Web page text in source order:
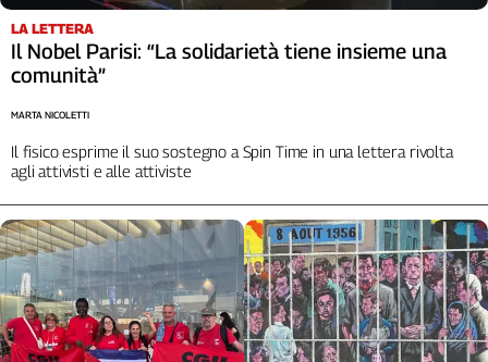
LA LETTERA
Il Nobel Parisi: “La solidarietà tiene insieme una
comunità”
Il fisico esprime il suo sostegno a Spin Time in una lettera rivolta
agli attivisti e alle attiviste
MARTA NICOLETTI